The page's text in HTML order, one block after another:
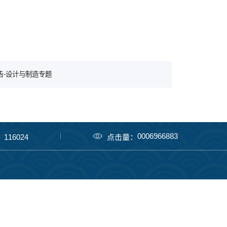
-设计与制造专题
116024 点击量： 0006966883